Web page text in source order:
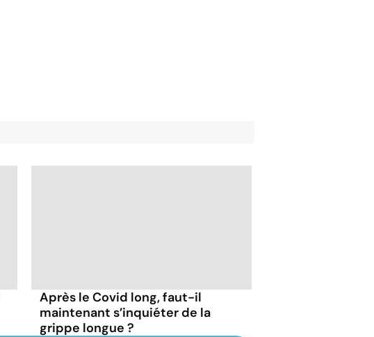
Après le Covid long, faut-il
maintenant s’inquiéter de la
grippe longue ?